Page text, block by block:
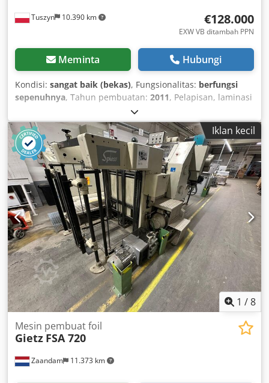
Tuszyn 10.390 km €128.000
EXW VB ditambah PPN
Meminta Hubungi
Kondisi: sangat baik (bekas), Fungsionalitas: berfungsi
sepenuhnya, Tahun pembuatan: 2011, Pelapisan, laminasi
– unwinder tambahan untuk laminasi. Korona treatment –
selama pelapisan film dengan dispersi berbasis air. Lebar
kerja – 1700 mm. Kecepatan pelapisan: 0-100 m/menit.
Material dalam bentuk gulungan. Bahan baku – kertas (50-
300 g/m2), film (0,023-0,10 mm). Substansi – lem berbasis
pelarut, lem berbasis air. Chodsxwaikopfx Aahja Jenis
pelapisan – head pelapis: batang Mayer, roll aniloks, roll
celah. Pengering – panjang 18 m, 7 zona pengeringan,
suhu 30°C-170°C, pengeringan gas (blower). Diameter
gulungan maksimum: 1400 mm. Set termasuk unit
pembangkit udara panas. Deskripsi detail tambahan
tersedia atas permintaan pelanggan.
Iklan kecil
1 /8
Zaandam 11.373 km
Mesin pembuat foil
Gietz FSA 720